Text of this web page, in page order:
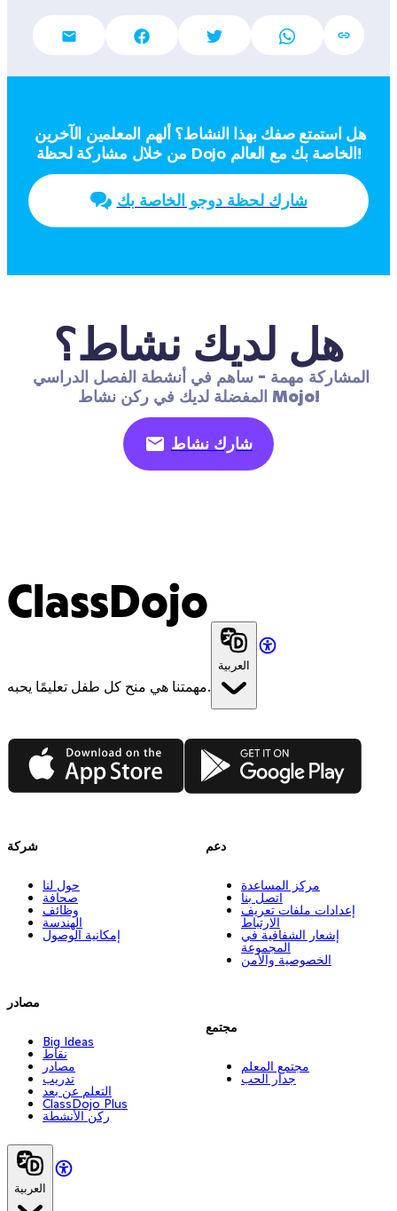
من خلال مشاركة لحظة Dojo الخاصة بك مع العالم!
شارك لحظة دوجو الخاصة بك
هل لديك نشاط؟
المفضلة لديك في ركن نشاط Mojo!
شارك نشاط
ClassDojo
مهمتنا هي منح كل طفل تعليمًا يحبه.
العربية
App Store Google Play
شركة
حول لنا
صحافة
وظائف
الهندسة
إمكانية الوصول
مصادر
Big Ideas
نقاط
مصادر
تدريب
التعلم عن بعد
ClassDojo Plus
ركن الأنشطة
دعم
مركز المساعدة
اتصل بنا
إعدادات ملفات تعريف
الارتباط
إشعار الشفافية في
المجموعة
الخصوصية والأمن
مجتمع
مجتمع المعلم
جدار الحب
العربية